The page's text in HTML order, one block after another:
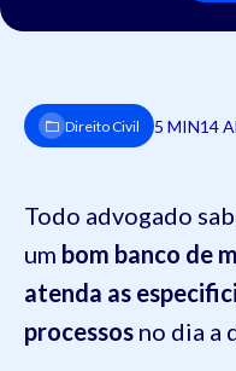
Direito Civil 5 MIN14
Todo advogado
um bom banco de
atenda as
processos no dia a